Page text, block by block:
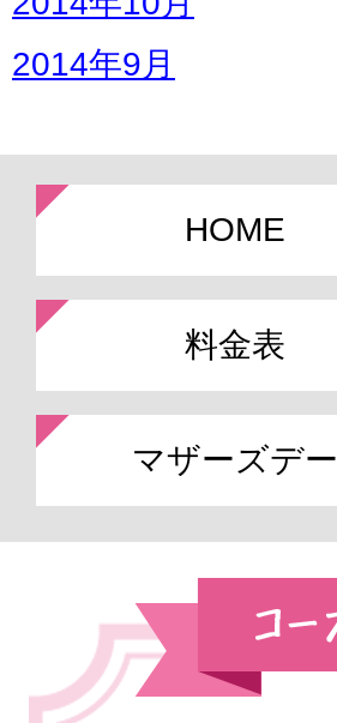
2014年9月
HOME
料金表
マザーズデー